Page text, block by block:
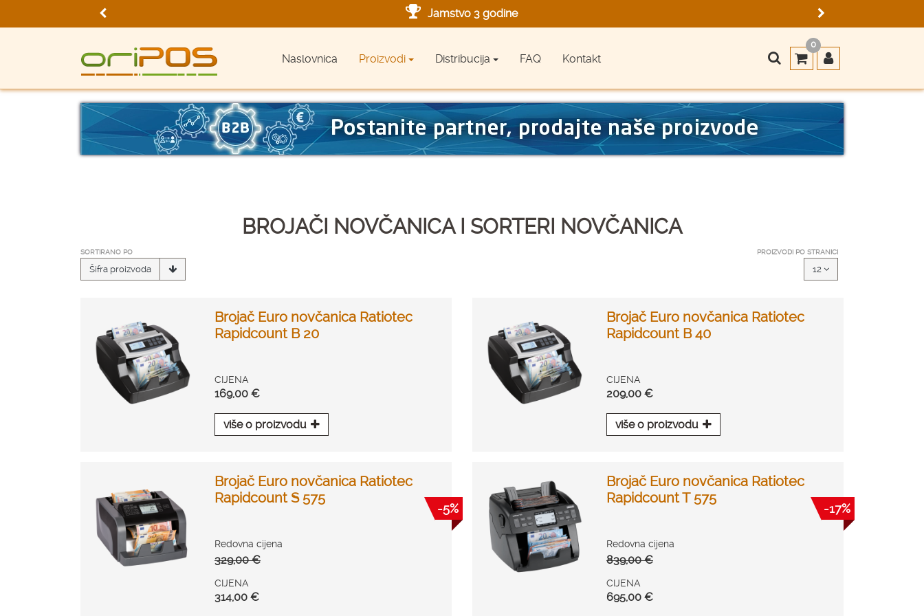
Jamstvo 3 godine
Designed in Germany
Made in Germany
Naslovnica Proizvodi Distribucija FAQ Kontakt
0
BROJAČI NOVČANICA I SORTERI NOVČANICA
SORTIRANO PO
Šifra proizvoda
PROIZVODI PO STRANICI
12
Brojač Euro novčanica Ratiotec
Rapidcount B 20
CIJENA
169,00 €
više o proizvodu
Brojač Euro novčanica Ratiotec
Rapidcount B 40
CIJENA
209,00 €
više o proizvodu
Brojač Euro novčanica Ratiotec
Rapidcount S 575
Redovna cijena
329,00 €
CIJENA
314,00 €
-5%
Brojač Euro novčanica Ratiotec
Rapidcount T 575
Redovna cijena
839,00 €
CIJENA
695,00 €
-17%